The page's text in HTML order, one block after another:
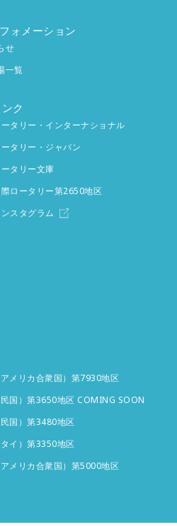
ォメーション
せ
一覧
ンク
ータリー・インターナショナル
ータリー・ジャパン
ータリー文庫
ロータリー第2650地区
スタグラム
メリカ合衆国）第7930地区
国）第3650地区 COMING SOON
国）第3480地区
イ）第3350地区
メリカ合衆国）第5000地区